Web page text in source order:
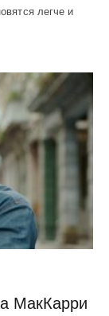
легче и
МакКарри